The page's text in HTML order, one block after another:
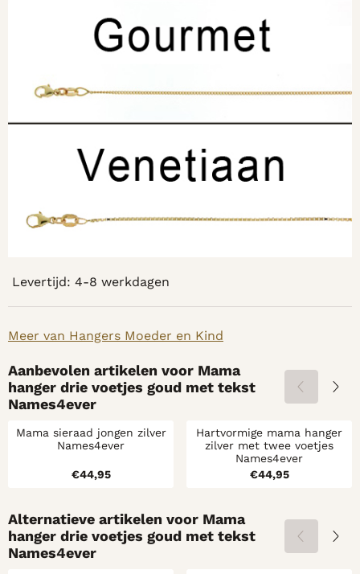
Levertijd: 4-8 werkdagen
Meer van Hangers Moeder en Kind
Aanbevolen artikelen voor Mama
hanger drie voetjes goud met tekst
Names4ever
Mama sieraad jongen zilver
Names4ever
Prijs: 44,95
€44,95
Hartvormige mama hanger
zilver met twee voetjes
Names4ever
Prijs: 44,95
€44,95
Alternatieve artikelen voor Mama
hanger drie voetjes goud met tekst
Names4ever